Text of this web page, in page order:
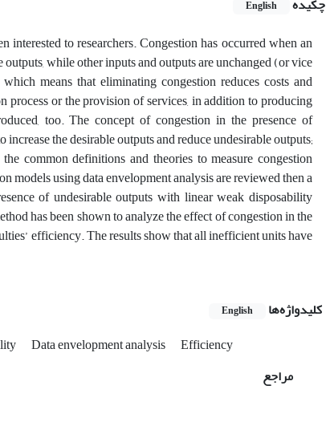
English
interested to researchers. Congestion has occurred when an
while other inputs and outputs are unchanged (or vice
means that eliminating congestion reduces costs and
process or the provision of services, in addition to producing
too. The concept of congestion in the presence of
the desirable outputs and reduce undesirable outputs;
common definitions and theories to measure congestion
models using data envelopment analysis are reviewed then a
of undesirable outputs with linear weak disposability
has been shown to analyze the effect of congestion in the
efficiency. The results show that all inefficient units have
کلیدواژه‌ها English
Data envelopment analysis
Efficiency
مراجع